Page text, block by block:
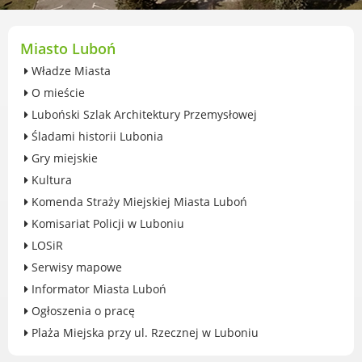
przekształceniowa
Ochrona środowiska
Edukacja ekologiczna
SZYKUJ SIĘ NA ZMIANY KLIMATU
Komunikacja miejska
Rolnictwo
Zwierzęta
Centrum Organizacji Pozarządowych
Karty honorowane w Luboniu
Konsultacje społeczne i ewaluacje
Luboński Budżet Obywatelski
Konkursy miejskie
Fundusze UE i krajowe
Miasto Luboń
Władze Miasta
O mieście
Luboński Szlak Architektury Przemysłowej
Śladami historii Lubonia
Gry miejskie
Kultura
Komenda Straży Miejskiej Miasta Luboń
Komisariat Policji w Luboniu
LOSiR
Serwisy mapowe
Informator Miasta Luboń
Ogłoszenia o pracę
Plaża Miejska przy ul. Rzecznej w Luboniu